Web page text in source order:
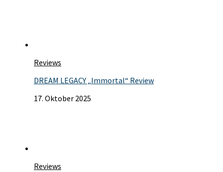
Reviews
DREAM LEGACY „Immortal“ Review
17. Oktober 2025
Reviews